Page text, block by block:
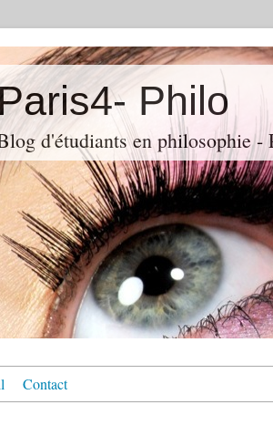
Philo
d'étudiants en philosophie -
Contact